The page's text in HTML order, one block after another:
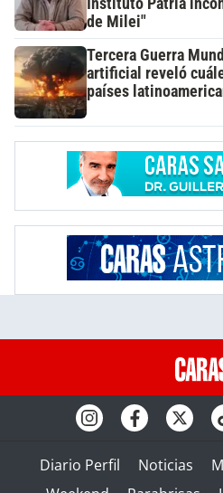
Instituto Patria
de Milei"
Tercera Guerra
artificial reveló
países
Diario Perfil Noticias